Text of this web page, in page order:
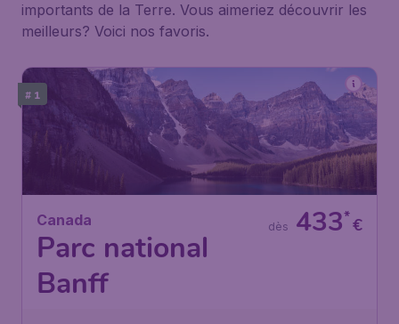
importants de la Terre. Vous aimeriez découvrir les
meilleurs? Voici nos favoris.
# 1
Canada
Parc national
Banff
€
433*
dès